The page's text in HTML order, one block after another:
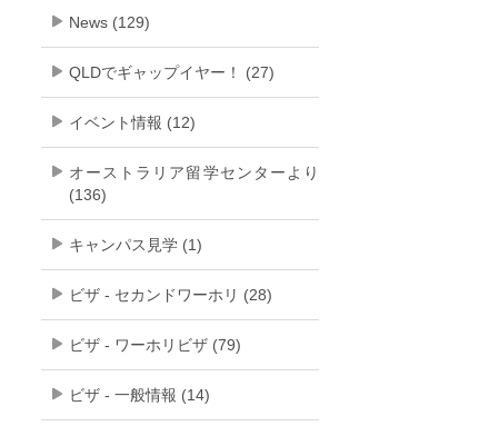
News (129)
QLDでギャップイヤー！ (27)
イベント情報 (12)
オーストラリア留学センターより
(136)
キャンパス見学 (1)
ビザ - セカンドワーホリ (28)
ビザ - ワーホリビザ (79)
ビザ - 一般情報 (14)